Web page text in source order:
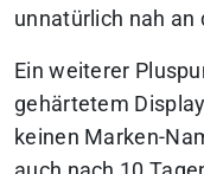
unnatürlich nah an
Ein weiterer
gehärtetem
keinen Marken-